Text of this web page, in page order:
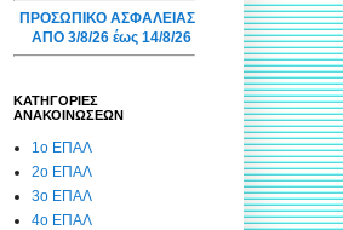
ΠΡΟΣΩΠΙΚΟ ΑΣΦΑΛΕΙΑΣ
ΑΠΟ 3/8/26 έως 14/8/26
ΚΑΤΗΓΟΡΙΕΣ
ΑΝΑΚΟΙΝΩΣΕΩΝ
1ο ΕΠΑΛ
2ο ΕΠΑΛ
3ο ΕΠΑΛ
4ο ΕΠΑΛ